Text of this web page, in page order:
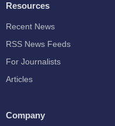
Resources
Recent News
RSS News Feeds
For Journalists
Articles
Company